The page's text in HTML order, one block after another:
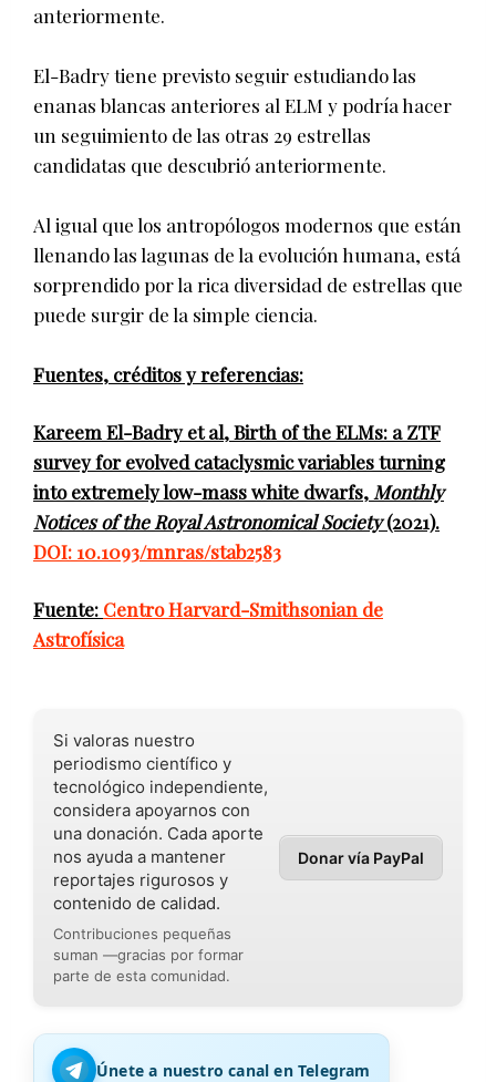
anteriormente.
El-Badry tiene previsto seguir estudiando las
enanas blancas anteriores al ELM y podría hacer
un seguimiento de las otras 29 estrellas
candidatas que descubrió anteriormente.
Al igual que los antropólogos modernos que están
llenando las lagunas de la evolución humana, está
sorprendido por la rica diversidad de estrellas que
puede surgir de la simple ciencia.
Fuentes, créditos y referencias:
Kareem El-Badry et al, Birth of the ELMs: a ZTF
survey for evolved cataclysmic variables turning
into extremely low-mass white dwarfs, Monthly
Notices of the Royal Astronomical Society(2021).
DOI: 10.1093/mnras/stab2583
Fuente: Centro Harvard-Smithsonian de
Astrofísica
Si valoras nuestro
periodismo científico y
tecnológico independiente,
considera apoyarnos con
una donación. Cada aporte
nos ayuda a mantener
reportajes rigurosos y
contenido de calidad.
Contribuciones pequeñas
suman —gracias por formar
parte de esta comunidad.
Donar vía PayPal
Únete a nuestro canal en Telegram